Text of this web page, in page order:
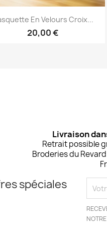
Aperçu rapide
En Velours Croix...
20,00 €
Livraison
Retrait possible
Broderies du
spéciales